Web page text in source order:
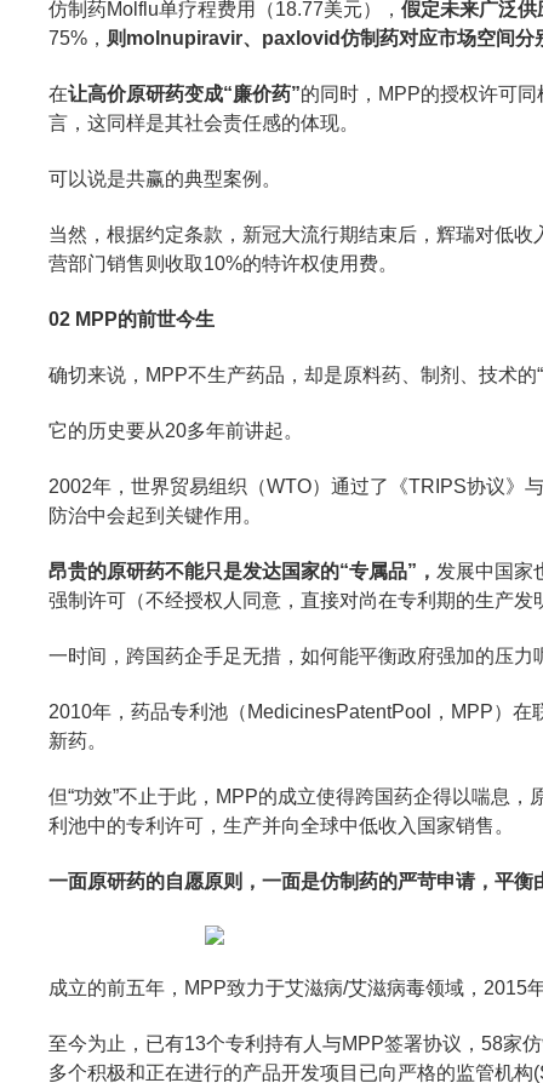
仿制药Molflu单疗程费用（18.77美元）， 假定未来广泛
75%， 则molnupiravir、paxlovid仿制药对应市场空间分
在让高价原研药变成“廉价药”的同时，MPP的授权许可
言，这同样是其社会责任感的体现。
可以说是共赢的典型案例。
当然，根据约定条款，新冠大流行期结束后，辉瑞对低
营部门销售则收取10%的特许权使用费。
02 MPP的前世今生
确切来说，MPP不生产药品，却是原料药、制剂、技术的
它的历史要从20多年前讲起。
2002年，世界贸易组织（WTO）通过了《TRIPS协议》
防治中会起到关键作用。
昂贵的原研药不能只是发达国家的“专属品”， 发展中国家
强制许可（不经授权人同意，直接对尚在专利期的生产
一时间，跨国药企手足无措，如何能平衡政府强加的压力
2010年，药品专利池（MedicinesPatentPool，MPP）
新药。
但“功效”不止于此，MPP的成立使得跨国药企得以喘息
利池中的专利许可，生产并向全球中低收入国家销售。
一面原研药的自愿原则，一面是仿制药的严苛申请，平衡
成立的前五年，MPP致力于艾滋病/艾滋病毒领域，2015
至今为止，已有13个专利持有人与MPP签署协议，58家
多个积极和正在进行的产品开发项目已向严格的监管机